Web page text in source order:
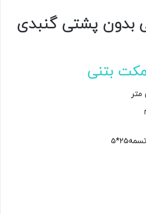
بدون پشتی گنبدی
بتنی